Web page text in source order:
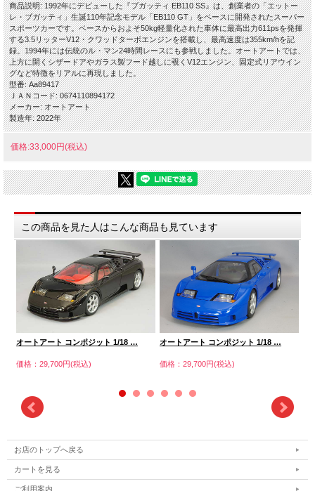
商品説明: 1992年にデビューした『ブガッティ EB110 SS』は、創業者の「エットー
レ・ブガッティ」生誕110年記念モデル「EB110 GT」をベースに開発されたスーパー
スポーツカーです。ベースからおよそ50kg軽量化された車体に最高出力611psを発揮
する3.5リッターV12・クワッドターボエンジンを搭載し、最高速度は355km/hを記
録。1994年には伝統のル・マン24時間レースにも参戦しました。オートアートでは、
上方に開くシザードアやガラス製フード越しに覗くV12エンジン、固定式リアウイン
グなど特徴をリアルに再現しました。
型番: Aa89417
ＪＡＮコード: 0674110894172
メーカー: オートアート
製造年: 2022年
価格:33,000円(税込)
この商品を見た人はこんな商品も見ています
オートアート コンポジット 1/18 …
価格：29,700円(税込)
オートアート コンポジット 1/18 …
価格：29,700円(税込)
お店のトップへ戻る
カートを見る
ご利用案内